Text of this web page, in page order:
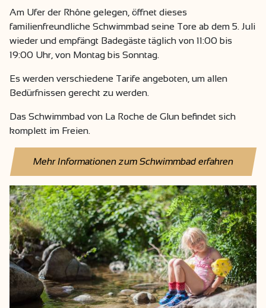
Am Ufer der Rhône gelegen, öffnet dieses
familienfreundliche Schwimmbad seine Tore ab dem 5. Juli
wieder und empfängt Badegäste täglich von 11:00 bis
19:00 Uhr, von Montag bis Sonntag.
Es werden verschiedene Tarife angeboten, um allen
Bedürfnissen gerecht zu werden.
Das Schwimmbad von La Roche de Glun befindet sich
komplett im Freien.
Mehr Informationen zum Schwimmbad erfahren